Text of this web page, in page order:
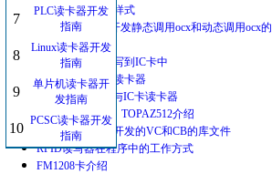
卡号格式的常见样式
IC卡读卡器web开发静态调用ocx和动态调用ocx的
区别
如果将中文字符写到IC卡中
USB接口与IC卡读卡器
BS结构web开发与IC卡读卡器
NTAG203、215、TOPAZ512介绍
关于IC卡读卡器开发的VC和CB的库文件
RFID读写器在程序中的工作方式
FM1208卡介绍
7
PLC读卡器开发
指南
8
Linux读卡器开发
指南
9
单片机读卡器开
发指南
10 PCSC读卡器开发
指南